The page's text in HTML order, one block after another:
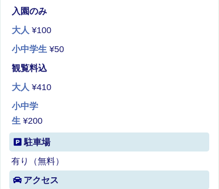
入園のみ
大人 ¥100
小中学生 ¥50
観覧料込
大人 ¥410
小中学
生 ¥200
駐車場
有り（無料）
アクセス